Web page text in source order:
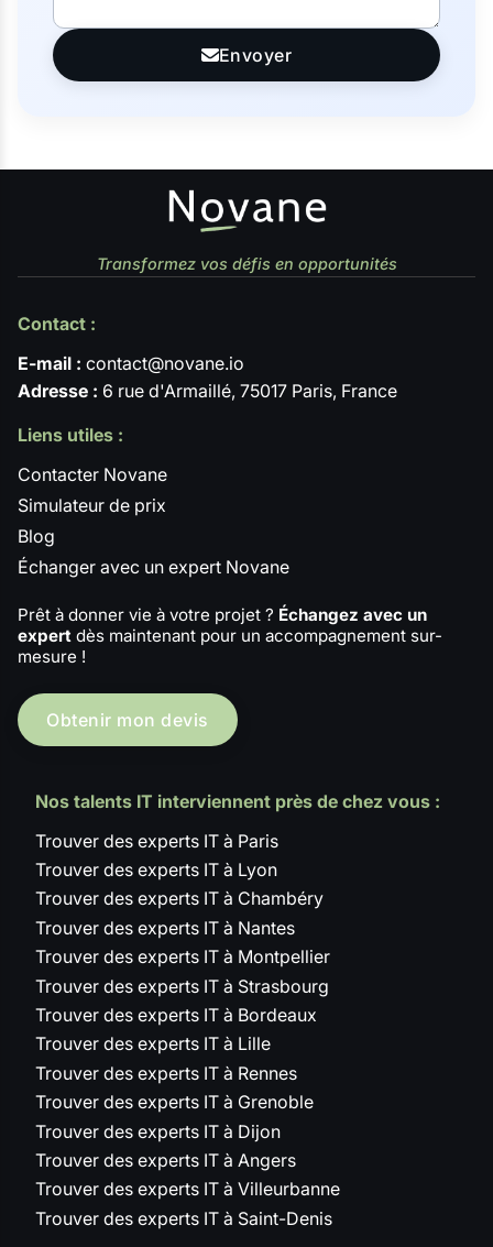
Envoyer
Transformez vos défis en opportunités
Contact :
E-mail : contact@novane.io
Adresse : 6 rue d'Armaillé, 75017 Paris, France
Liens utiles :
Contacter Novane
Simulateur de prix
Blog
Échanger avec un expert Novane
Prêt à donner vie à votre projet ? Échangez avec un
expert dès maintenant pour un accompagnement sur-
mesure !
Obtenir mon devis
Nos talents IT interviennent près de chez vous :
Trouver des experts IT à Paris
Trouver des experts IT à Lyon
Trouver des experts IT à Chambéry
Trouver des experts IT à Nantes
Trouver des experts IT à Montpellier
Trouver des experts IT à Strasbourg
Trouver des experts IT à Bordeaux
Trouver des experts IT à Lille
Trouver des experts IT à Rennes
Trouver des experts IT à Grenoble
Trouver des experts IT à Dijon
Trouver des experts IT à Angers
Trouver des experts IT à Villeurbanne
Trouver des experts IT à Saint-Denis